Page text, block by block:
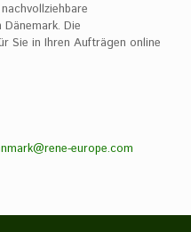
Die
Sie in Ihren Aufträgen online
europe.com